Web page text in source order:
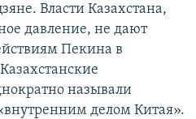
Власти Казахстана,
давление, не дают
Пекина в
называли
делом Китая».